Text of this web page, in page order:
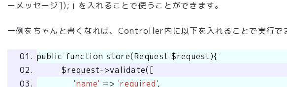
ーメッセージ]);」を入れることで使うことができます。
一例をちゃんと書くなれば、Controller内に以下を入れることで実行で
public function store(Request $request){
$request->validate([
'name' =>'required',